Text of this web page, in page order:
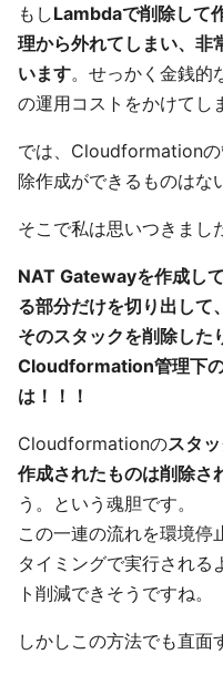
もしLambdaで削除して
理から外れてしまい、非
います。せっかく金銭的
の運用コストをかけてし
では、Cloudformationの
除作成ができるものはな
そこで私は思いつきまし
NAT Gatewayを作成し
る部分だけを切り出して、
そのスタックを削除した
Cloudformation管理下
は！！！
Cloudformationのスタ
作成されたものは削除さ
う。という魂胆です。
この一連の流れを環境停
タイミングで実行される
ト削減できそうですね。
しかしこの方法でも直面